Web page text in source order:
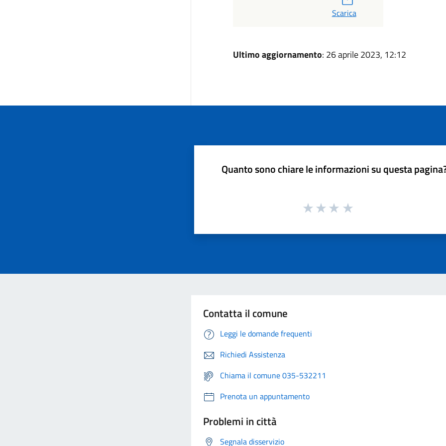
Scarica
Ultimo aggiornamento: 26 aprile 2023, 12:12
Quanto sono chiare le informazioni su questa
Contatta il comune
Leggi le domande frequenti
Richiedi Assistenza
Chiama il comune 035-532211
Prenota un appuntamento
Problemi in città
Segnala disservizio